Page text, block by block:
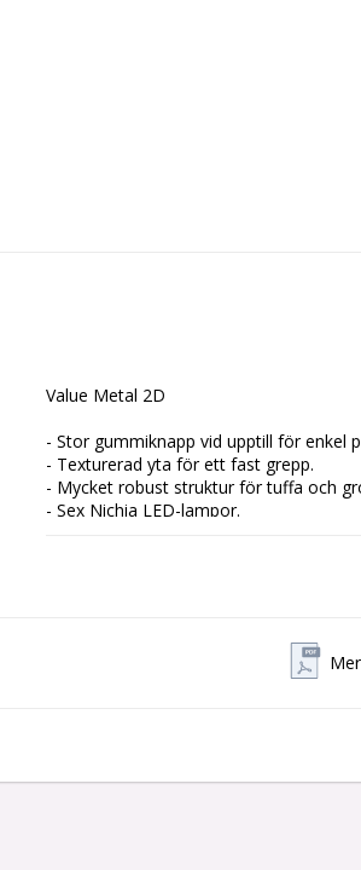
Value Metal 2D
- Stor gummiknapp vid upptill för enkel
- Texturerad yta för ett fast grepp.
- Mycket robust struktur för tuffa och
- Sex Nichia LED-lampor.